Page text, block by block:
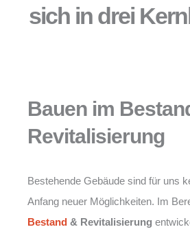
sich in drei
Bauen im
Revitalisierung
Bestehende Gebäude sind für uns
Anfang neuer Möglichkeiten. Im
Bestand & Revitalisierung